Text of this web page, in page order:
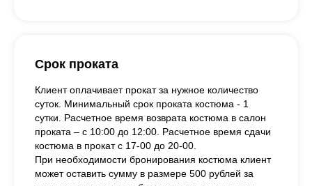
Срок проката
Клиент оплачивает прокат за нужное количество
суток. Минимальный срок проката костюма - 1
сутки. Расчетное время возврата костюма в салон
проката – с 10:00 до 12:00. Расчетное время сдачи
костюма в прокат с 17-00 до 20-00.
При необходимости бронирования костюма клиент
может оставить сумму в размере 500 рублей за